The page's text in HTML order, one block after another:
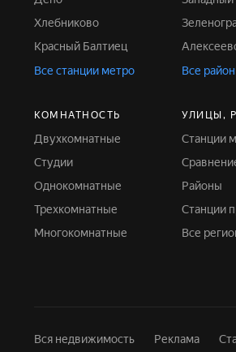
Хлебниково
Красный Балтиец
Все станции метро
Все
КОМНАТНОСТЬ
Двухкомнатные
Студии
Однокомнатные
Трехкомнатные
Многокомнатные
УЛИЦЫ,
Станции
Районы
Станции
Все
Вся недвижимость Реклама